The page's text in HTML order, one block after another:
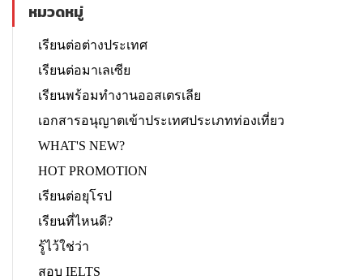
หมวดหมู่
เรียนต่อต่างประเทศ
เรียนต่อมาเลเซีย
เรียนพร้อมทำงานออสเตรเลีย
เอกสารอนุญาตเข้าประเทศประเภทท่องเที่ยว
WHAT'S NEW?
HOT PROMOTION
เรียนต่อยุโรป
เรียนที่ไหนดี?
รู้ไว้ใช่ว่า
สอบ IELTS